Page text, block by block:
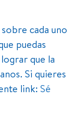
cada uno
puedas
que la
Si quieres
link: Sé